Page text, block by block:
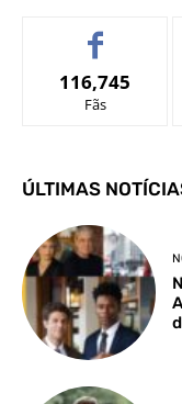
116,745
Fãs
ÚLTIMAS